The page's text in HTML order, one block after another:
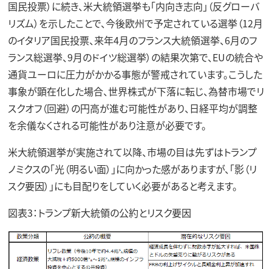
国民投票）に続き、米大統領選挙も「内向き志向」（反グローバ
リズム）を示したことで、今後欧州で予定されている選挙（12月
のイタリア国民投票、来年4月のフランス大統領選挙、6月のフ
ランス総選挙、9月のドイツ総選挙）の結果次第で、EUの統合や
通貨ユーロに圧力がかかる事態が警戒されています。こうした
事象が顕在化した場合、世界株式が下落に転じ、為替市場でリ
スクオフ（回避）の円高が進む可能性があり、日経平均が調整
を余儀なくされる可能性があり注意が必要です。
米大統領選挙が実施されて以降、市場の目は先ずはトランプ
ノミクスの「光（明るい面）」に向かった感がありますが、「影（リ
スク要因）」にも目配りをしていく必要があると考えます。
図表3：トランプ新大統領の公約とリスク要因